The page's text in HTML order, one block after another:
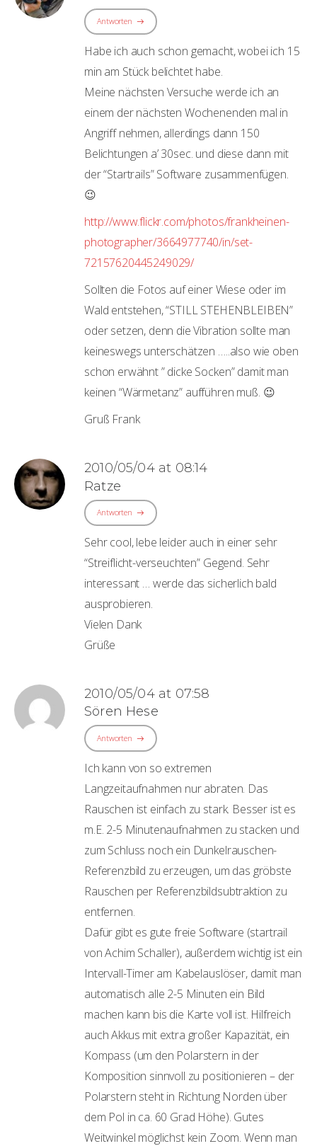
Antworten
Habe ich auch schon gemacht, wobei ich 15
min am Stück belichtet habe.
Meine nächsten Versuche werde ich an
einem der nächsten Wochenenden mal in
Angriff nehmen, allerdings dann 150
Belichtungen a’ 30sec. und diese dann mit
der “Startrails” Software zusammenfügen.
😉
http://www.flickr.com/photos/frankheinen-
photographer/3664977740/in/set-
72157620445249029/
Sollten die Fotos auf einer Wiese oder im
Wald entstehen, “STILL STEHENBLEIBEN”
oder setzen, denn die Vibration sollte man
keineswegs unterschätzen …..also wie oben
schon erwähnt ” dicke Socken” damit man
keinen “Wärmetanz” aufführen muß. 😉
Gruß Frank
2010/05/04 at 08:14
Ratze
Antworten
Sehr cool, lebe leider auch in einer sehr
“Streiflicht-verseuchten” Gegend. Sehr
interessant … werde das sicherlich bald
ausprobieren.
Vielen Dank
Grüße
2010/05/04 at 07:58
Sören Hese
Antworten
Ich kann von so extremen
Langzeitaufnahmen nur abraten. Das
Rauschen ist einfach zu stark. Besser ist es
m.E. 2-5 Minutenaufnahmen zu stacken und
zum Schluss noch ein Dunkelrauschen-
Referenzbild zu erzeugen, um das gröbste
Rauschen per Referenzbildsubtraktion zu
entfernen.
Dafür gibt es gute freie Software (startrail
von Achim Schaller), außerdem wichtig ist ein
Intervall-Timer am Kabelauslöser, damit man
automatisch alle 2-5 Minuten ein Bild
machen kann bis die Karte voll ist. Hilfreich
auch Akkus mit extra großer Kapazität, ein
Kompass (um den Polarstern in der
Komposition sinnvoll zu positionieren – der
Polarstern steht in Richtung Norden über
dem Pol in ca. 60 Grad Höhe). Gutes
Weitwinkel möglichst kein Zoom. Wenn man